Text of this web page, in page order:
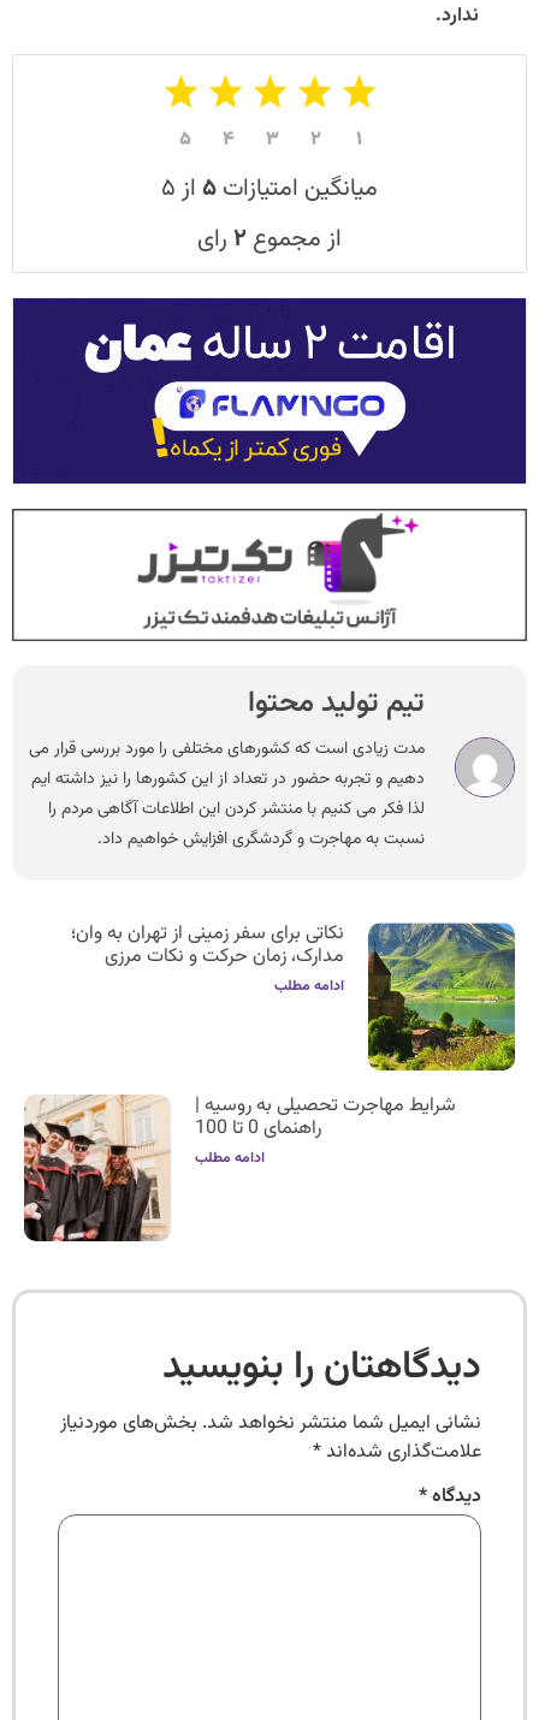
ندارد.​
۱ ۲ ۳ ۴ ۵
میانگین امتیازات۵از ۵
از مجموع ۲رای
تیم تولید محتوا
مدت زیادی است که کشورهای مختلفی را مورد بررسی قرار می
دهیم و تجربه حضور در تعداد از این کشورها را نیز داشته ایم
لذا فکر می کنیم با منتشر کردن این اطلاعات آگاهی مردم را
نسبت به مهاجرت و گردشگری افزایش خواهیم داد.
نکاتی برای سفر زمینی از تهران به وان؛
مدارک، زمان حرکت و نکات مرزی
ادامه مطلب
شرایط مهاجرت تحصیلی به روسیه |
راهنمای 0 تا 100
ادامه مطلب
دیدگاهتان را بنویسید
نشانی ایمیل شما منتشر نخواهد شد. بخش‌های موردنیاز
علامت‌گذاری شده‌اند*
دیدگاه*